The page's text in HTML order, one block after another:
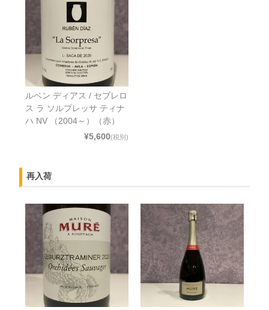
ルベン ディアス / セブレロ
ス ラ ソルプレッサ ティナ
ハ NV （2004～）（赤）
¥5,600(税別)
再入荷